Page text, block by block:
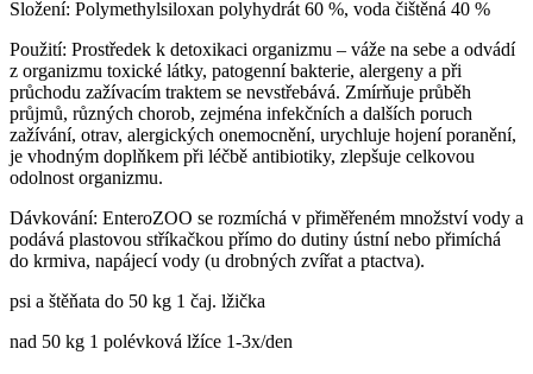
Složení: Polymethylsiloxan polyhydrát 60 %, voda čištěná 40 %
Použití: Prostředek k detoxikaci organizmu – váže na sebe a odvádí
z organizmu toxické látky, patogenní bakterie, alergeny a při
průchodu zažívacím traktem se nevstřebává. Zmírňuje průběh
průjmů, různých chorob, zejména infekčních a dalších poruch
zažívání, otrav, alergických onemocnění, urychluje hojení poranění,
je vhodným doplňkem při léčbě antibiotiky, zlepšuje celkovou
odolnost organizmu.
Dávkování: EnteroZOO se rozmíchá v přiměřeném množství vody a
podává plastovou stříkačkou přímo do dutiny ústní nebo přimíchá
do krmiva, napájecí vody (u drobných zvířat a ptactva).
psi a štěňata do 50 kg 1 čaj. lžička
nad 50 kg 1 polévková lžíce 1-3x/den